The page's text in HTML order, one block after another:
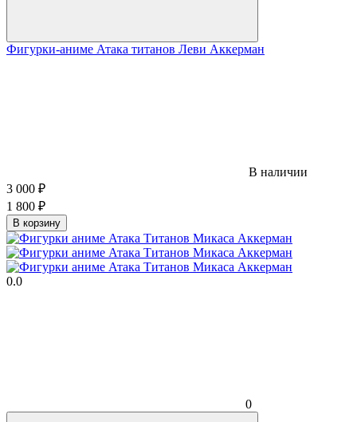
Фигурки-аниме Атака титанов Леви Аккерман
В наличии
3 000 ₽
1 800 ₽
В корзину
0.0
0